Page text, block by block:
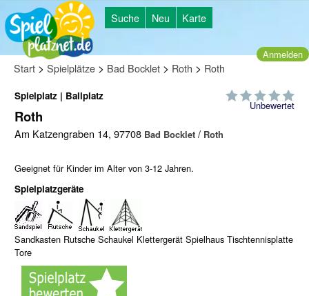
Suche Neu Karte
Anmelden
Start > Spielplätze > Bad Bocklet > Roth > Roth
Unbewertet
Spielplatz | Ballplatz
Roth
Am Katzengraben 14, 97708 Bad Bocklet / Roth
Geeignet für Kinder im Alter von 3-12 Jahren.
Spielplatzgeräte
Sandkasten Rutsche Schaukel Klettergerät Spielhaus Tischtennisplatte
Tore